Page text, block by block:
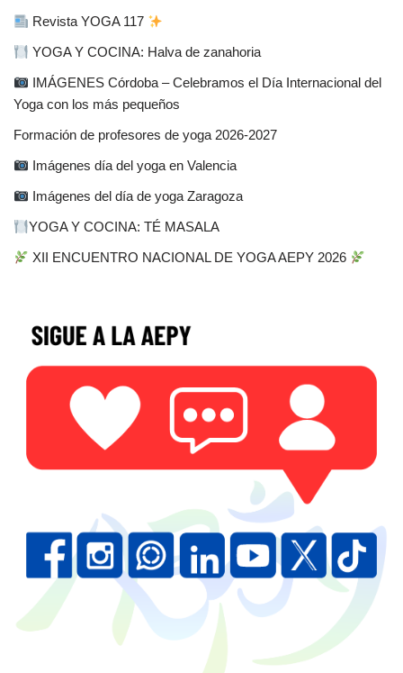
Revista YOGA 117
YOGA Y COCINA: Halva de zanahoria
IMÁGENES Córdoba – Celebramos el Día Internacional del
Yoga con los más pequeños
Formación de profesores de yoga 2026-2027
Imágenes día del yoga en Valencia
Imágenes del día de yoga Zaragoza
YOGA Y COCINA: TÉ MASALA
XII ENCUENTRO NACIONAL DE YOGA AEPY 2026